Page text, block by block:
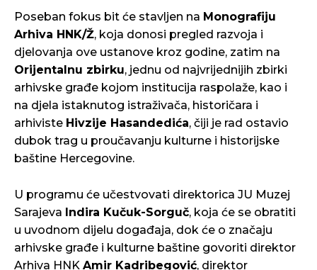
Poseban fokus bit će stavljen na Monografiju
Arhiva HNK/Ž, koja donosi pregled razvoja i
djelovanja ove ustanove kroz godine, zatim na
Orijentalnu zbirku, jednu od najvrijednijih zbirki
arhivske građe kojom institucija raspolaže, kao i
na djela istaknutog istraživača, historičara i
arhiviste Hivzije Hasandedića, čiji je rad ostavio
dubok trag u proučavanju kulturne i historijske
baštine Hercegovine.
U programu će učestvovati direktorica JU Muzej
Sarajeva Indira Kučuk-Sorguč, koja će se obratiti
u uvodnom dijelu događaja, dok će o značaju
arhivske građe i kulturne baštine govoriti direktor
Arhiva HNK Amir Kadribegović, direktor